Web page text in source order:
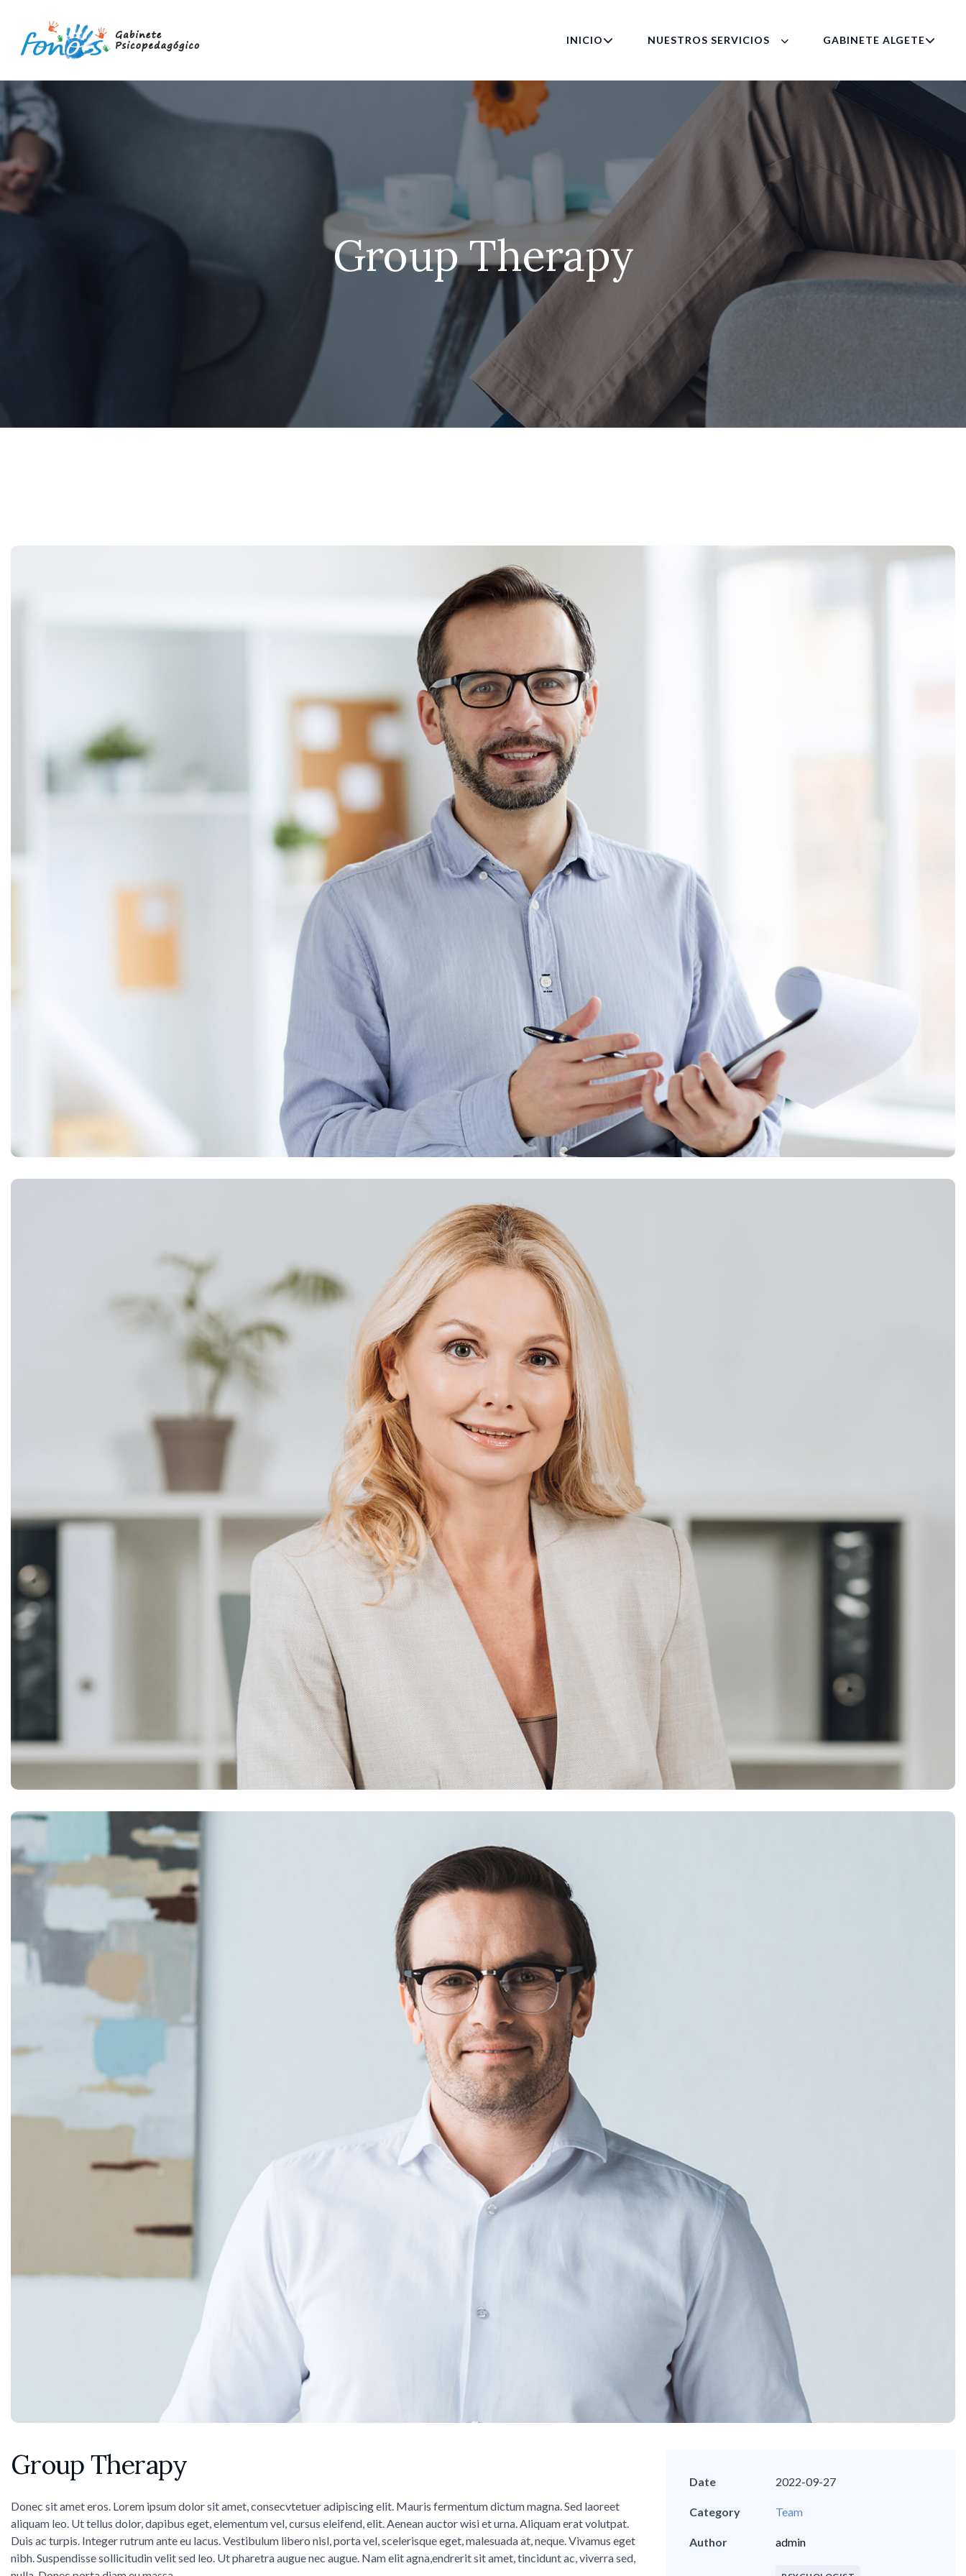
INICIO NUESTROS SERVICIOS GABINETE ALGETE
Group Therapy
Group Therapy
Donec sit amet eros. Lorem ipsum dolor sit amet, consecvtetuer adipiscing elit. Mauris fermentum dictum magna. Sed laoreet
aliquam leo. Ut tellus dolor, dapibus eget, elementum vel, cursus eleifend, elit. Aenean auctor wisi et urna. Aliquam erat volutpat.
Duis ac turpis. Integer rutrum ante eu lacus. Vestibulum libero nisl, porta vel, scelerisque eget, malesuada at, neque. Vivamus eget
nibh. Suspendisse sollicitudin velit sed leo. Ut pharetra augue nec augue. Nam elit agna,endrerit sit amet, tincidunt ac, viverra sed,
Date 2022-09-27
Category Team
Author admin